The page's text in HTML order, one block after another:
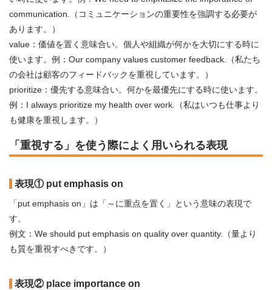
communication.（コミュニケーションの重要性を強調する必要が
あります。）
value：価値を置く意味合い。個人や組織が何かを大切にする時に
使います。例：Our company values customer feedback.（私たち
の会社は顧客のフィードバックを重視しています。）
prioritize：優先する意味合い。何かを最優先にする時に使います。
例：I always prioritize my health over work.（私はいつも仕事より
も健康を重視します。）
「重視する」を使う際によく用いられる表現
表現① put emphasis on
「put emphasis on」は「～に重点を置く」という意味の表現で
す。
例文：We should put emphasis on quality over quantity.（量より
も質を重視すべきです。）
表現② place importance on